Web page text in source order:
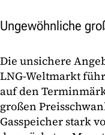
Ungewöhnliche
Die unsichere
LNG-Weltmarkt
auf den
großen
Gasspeicher stark